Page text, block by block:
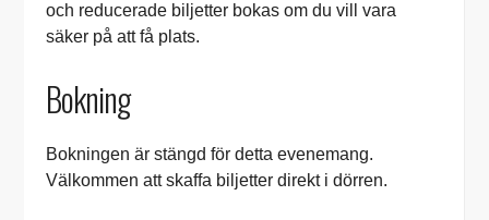
och reducerade biljetter bokas om du vill vara
säker på att få plats.
Bokning
Bokningen är stängd för detta evenemang.
Välkommen att skaffa biljetter direkt i dörren.